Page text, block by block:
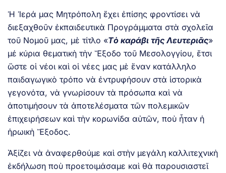
Ἡ Ἱερά μας Μητρόπολη ἔχει ἐπίσης φροντίσει νὰ
διεξαχθοῦν ἐκπαιδευτικὰ Προγράμματα στὰ σχολεῖα
τοῦ Νομοῦ μας, μὲ τίτλο «Τὸ καράβι τῆς Λευτεριᾶς»
μέ κύρια θεματικὴ τὴν Ἔξοδο τοῦ Μεσολογγίου, ἔτσι
ὥστε οἱ νέοι καὶ οἱ νέες μας μὲ ἕναν κατάλληλο
παιδαγωγικὸ τρόπο νὰ ἐντρυφήσουν στὰ ἱστορικὰ
γεγονότα, νὰ γνωρίσουν τὰ πρόσωπα καὶ νὰ
ἀποτιμήσουν τὰ ἀποτελέσματα τῶν πολεμικῶν
ἐπιχειρήσεων καὶ τὴν κορωνίδα αὐτῶν, ποὺ ἦταν ἡ
ἡρωικὴ Ἔξοδος.
Ἀξίζει νὰ ἀναφερθούμε καὶ στὴν μεγάλη καλλιτεχνικὴ
ἐκδήλωση ποὺ προετοιμάσαμε καὶ θὰ παρουσιαστεῖ